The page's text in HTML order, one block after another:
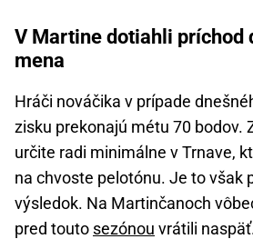
V Martine dotiahli príchod
mena
Hráči nováčika v prípade
zisku prekonajú métu 70 bodov.
určite radi minimálne v Trnave,
na chvoste pelotónu. Je to však
výsledok. Na Martinčanoch
pred touto sezónou vrátili